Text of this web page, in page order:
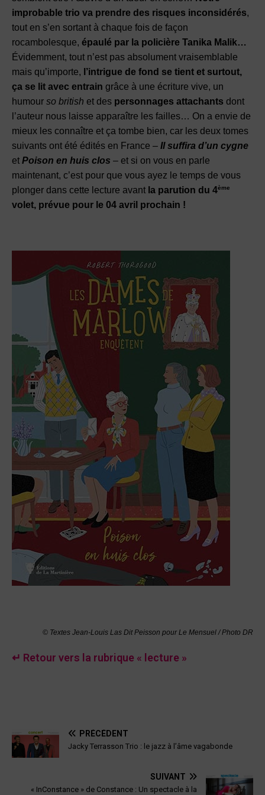
improbable trio va prendre des risques inconsidérés,
tout en s’en sortant à chaque fois de façon
rocambolesque, épaulé par la policière Tanika Malik…
Évidemment, tout n’est pas absolument vraisemblable
mais qu’importe, l’intrigue de fond se tient et surtout,
ça se lit avec entrain grâce à une écriture vive, un
humour so british et des personnages attachants dont
l’auteur nous laisse apparaître les failles… On a envie de
mieux les connaître et ça tombe bien, car les deux tomes
suivants ont été édités en France – Il suffira d’un cygne
et Poison en huis clos – et si on vous en parle
maintenant, c’est pour que vous ayez le temps de vous
plonger dans cette lecture avant la parution du 4ème
volet, prévue pour le 04 avril prochain !
© Textes Jean-Louis Las Dit Peisson pour Le Mensuel / Photo DR
↵ Retour vers la rubrique « lecture »
PRÉCÉDENT
Jacky Terrasson Trio : le jazz à l’âme vagabonde
SUIVANT
« InConstance » de Constance : Un spectacle à la